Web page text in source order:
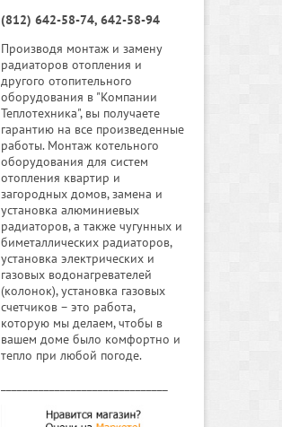
(812) 642-58-74, 642-58-94
Производя монтаж и замену
радиаторов отопления и
другого отопительного
оборудования в "Компании
Теплотехника", вы получаете
гарантию на все произведенные
работы. Монтаж котельного
оборудования для систем
отопления квартир и
загородных домов, замена и
установка алюминиевых
радиаторов, а также чугунных и
биметаллических радиаторов,
установка электрических и
газовых водонагревателей
(колонок), установка газовых
счетчиков – это работа,
которую мы делаем, чтобы в
вашем доме было комфортно и
тепло при любой погоде.